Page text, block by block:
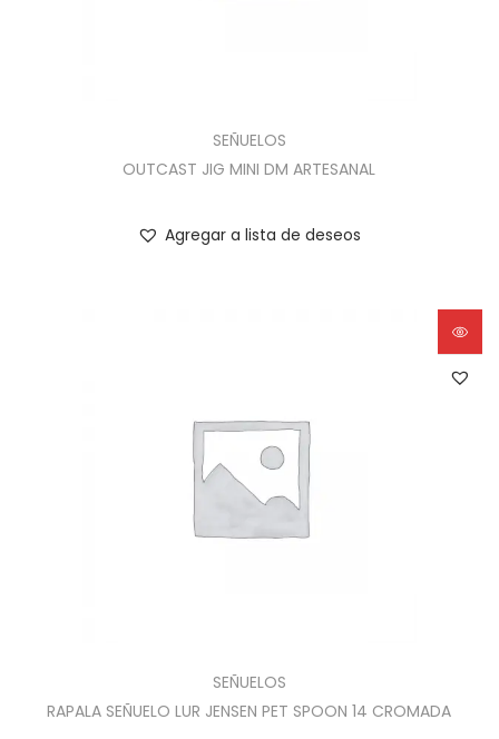
SEÑUELOS
OUTCAST JIG MINI DM ARTESANAL
Agregar a lista de deseos
SEÑUELOS
RAPALA SEÑUELO LUR JENSEN PET SPOON 14 CROMADA